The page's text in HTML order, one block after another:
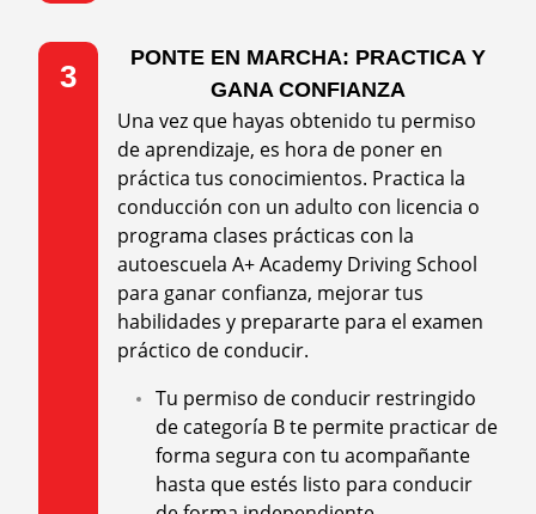
3
PONTE EN MARCHA: PRACTICA Y
GANA CONFIANZA
Una vez que hayas obtenido tu permiso
de aprendizaje, es hora de poner en
práctica tus conocimientos. Practica la
conducción con un adulto con licencia o
programa clases prácticas con la
autoescuela A+ Academy Driving School
para ganar confianza, mejorar tus
habilidades y prepararte para el examen
práctico de conducir.
Tu permiso de conducir restringido
de categoría B te permite practicar de
forma segura con tu acompañante
hasta que estés listo para conducir